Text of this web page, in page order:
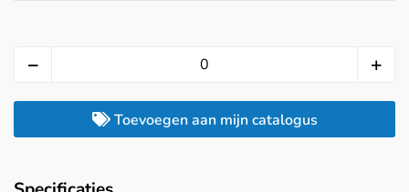
Toevoegen aan mijn catalogus